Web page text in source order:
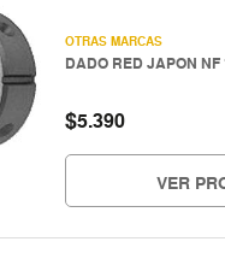
OTRAS MARCAS
DADO RED JAPON
$5.390
VER